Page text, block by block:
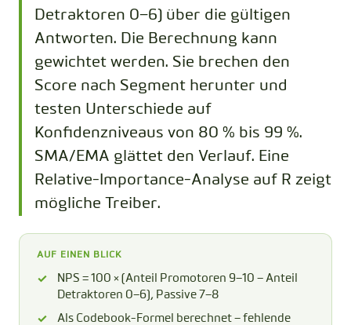
Detraktoren 0–6) über die gültigen
Antworten. Die Berechnung kann
gewichtet werden. Sie brechen den
Score nach Segment herunter und
testen Unterschiede auf
Konfidenzniveaus von 80 % bis 99 %.
SMA/EMA glättet den Verlauf. Eine
Relative-Importance-Analyse auf R zeigt
mögliche Treiber.
AUF EINEN BLICK
NPS = 100 × (Anteil Promotoren 9–10 − Anteil
Detraktoren 0–6), Passive 7–8
Als Codebook-Formel berechnet – fehlende